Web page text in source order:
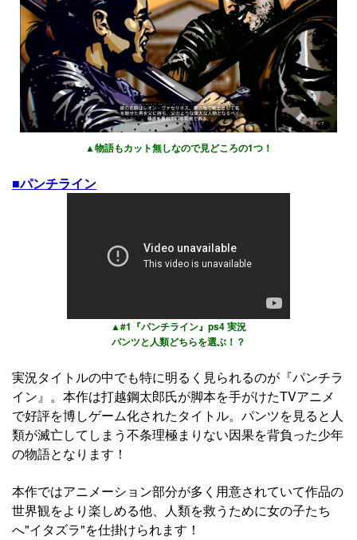
▲物語もカット無しなので見どころの1つ！
■パンチライン
▲#1『パンチライン』ps4 実況
パンツと人類どちらを選ぶ！？
実況タイトルの中でも特に明るく見られるのが『パンチラ
イン』。本作は打越鋼太郎氏が脚本を手がけたTVアニメ
で好評を博しゲーム化されたタイトル。パンツを見ると人
類が滅亡してしまう不条理極まりない因果を背負った少年
の物語となります！
本作ではアニメーション部分が多く用意されていて作品の
世界観をより楽しめる他、人類を救うために女の子たち
へ"イタズラ"を仕掛けられます！